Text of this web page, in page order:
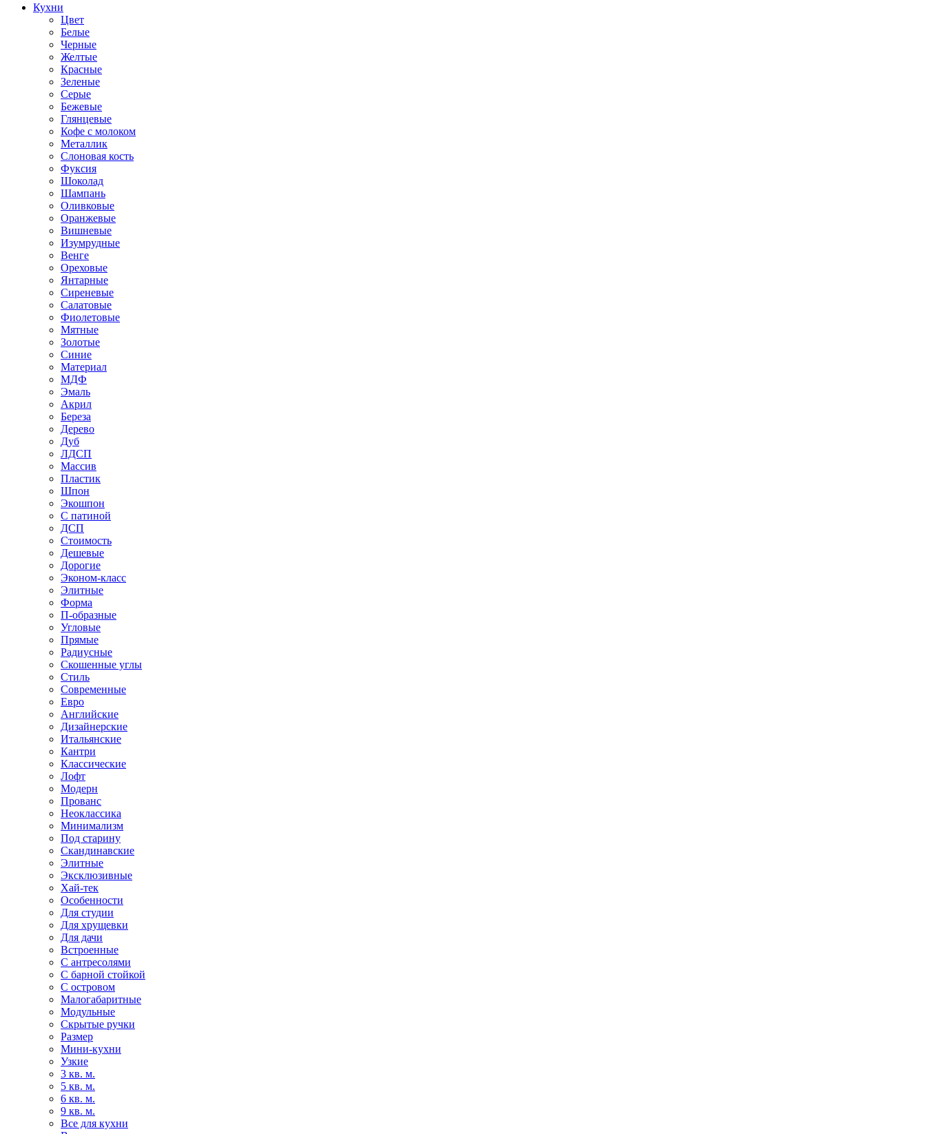
Кухни
Цвет
Белые
Черные
Желтые
Красные
Зеленые
Серые
Бежевые
Глянцевые
Кофе с молоком
Металлик
Слоновая кость
Фуксия
Шоколад
Шампань
Оливковые
Оранжевые
Вишневые
Изумрудные
Венге
Ореховые
Янтарные
Сиреневые
Салатовые
Фиолетовые
Мятные
Золотые
Синие
Материал
МДФ
Эмаль
Акрил
Береза
Дерево
Дуб
ЛДСП
Массив
Пластик
Шпон
Экошпон
С патиной
ДСП
Стоимость
Дешевые
Дорогие
Эконом-класс
Элитные
Форма
П-образные
Угловые
Прямые
Радиусные
Скошенные углы
Стиль
Современные
Евро
Английские
Дизайнерские
Итальянские
Кантри
Классические
Лофт
Модерн
Прованс
Неоклассика
Минимализм
Под старину
Скандинавские
Элитные
Эксклюзивные
Хай-тек
Особенности
Для студии
Для хрущевки
Для дачи
Встроенные
С антресолями
С барной стойкой
С островом
Малогабаритные
Модульные
Скрытые ручки
Размер
Мини-кухни
Узкие
3 кв. м.
5 кв. м.
6 кв. м.
9 кв. м.
Все для кухни